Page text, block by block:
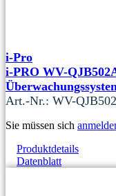
i-Pro
i-PRO WV-
Art.-Nr.: WV-
Sie müssen sich
Produktdetails
Datenblatt